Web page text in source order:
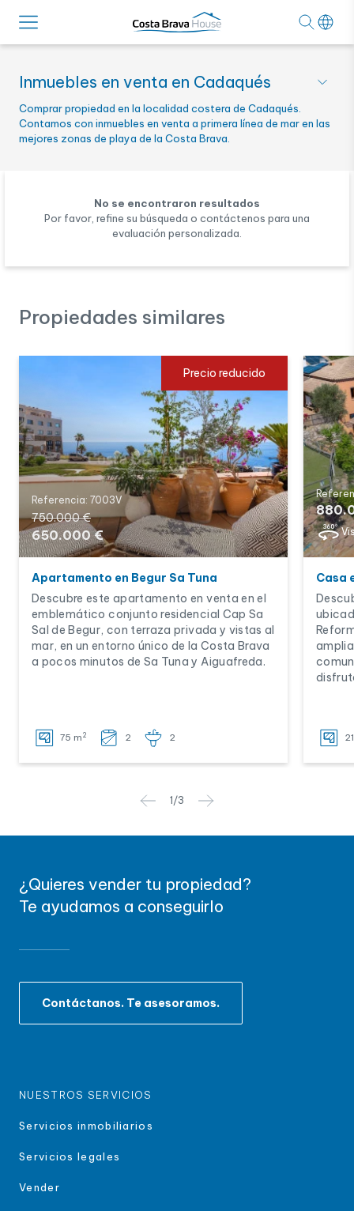
Inmuebles en venta en Cadaqués
Comprar propiedad en la localidad costera de Cadaqués.
Contamos con inmuebles en venta a primera línea de mar en las
mejores zonas de playa de la Costa Brava.
No se encontraron resultados
Por favor, refine su búsqueda o contáctenos para una
evaluación personalizada.
Propiedades similares
Precio reducido
Referencia: 7003V
750.000 €
650.000 €
Apartamento en Begur Sa Tuna
Descubre este apartamento en venta en el
emblemático conjunto residencial Cap Sa
Sal de Begur, con terraza privada y vistas al
mar, en un entorno único de la Costa Brava
a pocos minutos de Sa Tuna y Aiguafreda.
75 m 2 2 2
Casa
1 /3
¿Quieres vender tu propiedad?
Te ayudamos a conseguirlo
Contáctanos. Te asesoramos.
NUESTROS SERVICIOS
Servicios inmobiliarios
Servicios legales
Vender